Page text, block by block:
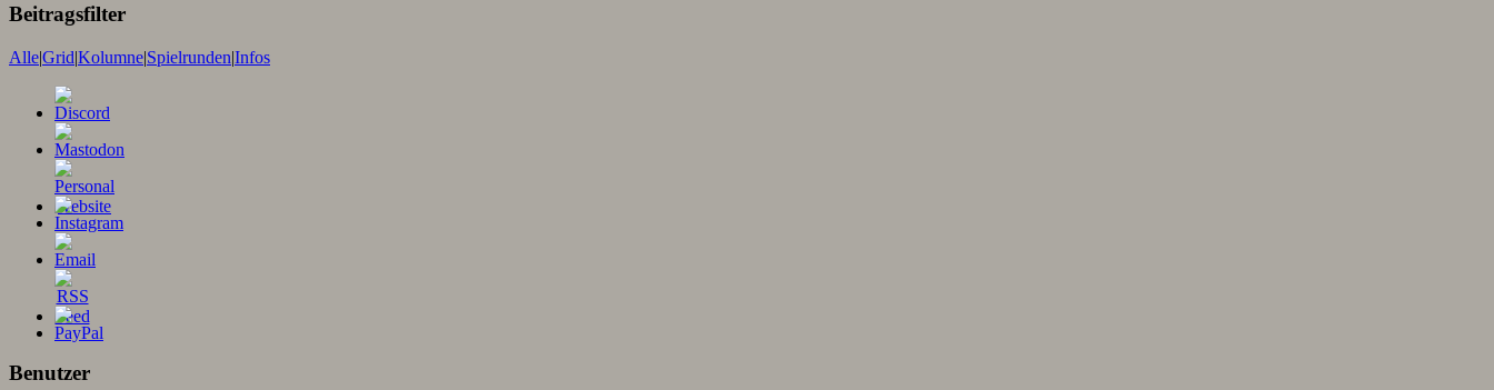
Beitragsfilter
Alle|Grid|Kolumne|Spielrunden|Infos
Benutzer